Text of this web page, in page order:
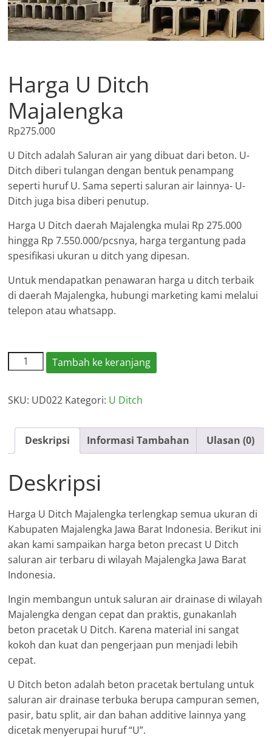
Harga U Ditch
Majalengka
Rp275.000
U Ditch adalah Saluran air yang dibuat dari beton. U-
Ditch diberi tulangan dengan bentuk penampang
seperti huruf U. Sama seperti saluran air lainnya- U-
Ditch juga bisa diberi penutup.
Harga U Ditch daerah Majalengka mulai Rp 275.000
hingga Rp 7.550.000/pcsnya, harga tergantung pada
spesifikasi ukuran u ditch yang dipesan.
Untuk mendapatkan penawaran harga u ditch terbaik
di daerah Majalengka, hubungi marketing kami melalui
telepon atau whatsapp.
Kuantitas
Harga
Ditch
Tambah ke keranjang
SKU: UD022 Kategori: U Ditch
Deskripsi Informasi Tambahan Ulasan (0)
Deskripsi
Harga U Ditch Majalengka terlengkap semua ukuran di
Kabupaten Majalengka Jawa Barat Indonesia. Berikut ini
akan kami sampaikan harga beton precast U Ditch
saluran air terbaru di wilayah Majalengka Jawa Barat
Indonesia.
Ingin membangun untuk saluran air drainase di wilayah
Majalengka dengan cepat dan praktis, gunakanlah
beton pracetak U Ditch. Karena material ini sangat
kokoh dan kuat dan pengerjaan pun menjadi lebih
cepat.
U Ditch beton adalah beton pracetak bertulang untuk
saluran air drainase terbuka berupa campuran semen,
pasir, batu split, air dan bahan additive lainnya yang
dicetak menyerupai huruf “U”.